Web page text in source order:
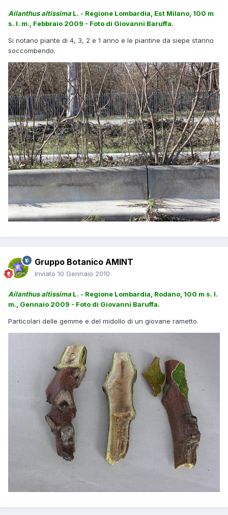
Ailanthus altissima L. - Regione Lombardia, Est Milano, 100 m
s. l. m., Febbraio 2009 - Foto di Giovanni Baruffa.
Si notano piante di 4, 3, 2 e 1 anno e le piantine da siepe stanno
soccombendo.
Gruppo Botanico AMINT
Inviato 10 Gennaio 2010
Ailanthus altissima L. - Regione Lombardia, Rodano, 100 m s. l.
m., Gennaio 2009 - Foto di Giovanni Baruffa.
Particolari delle gemme e del midollo di un giovane rametto.